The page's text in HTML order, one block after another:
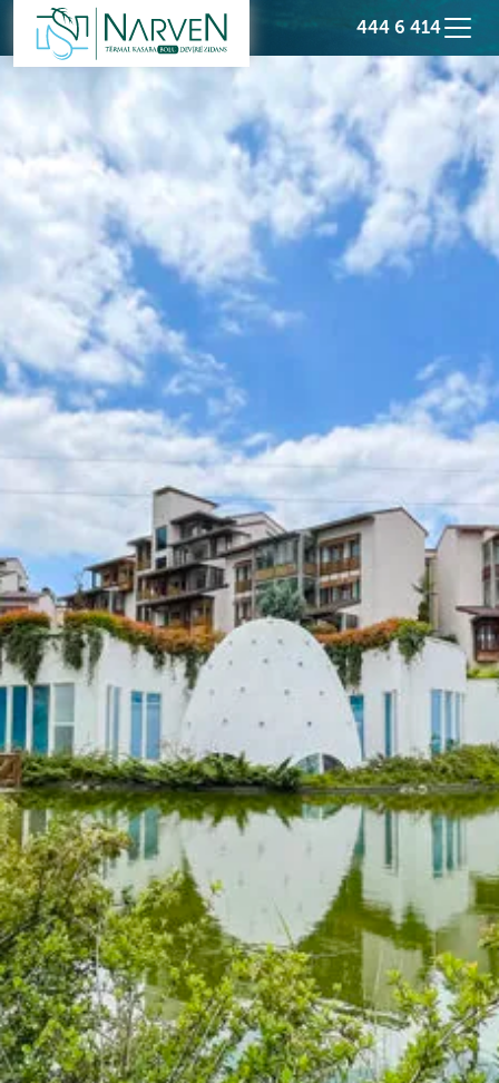
444 6 414